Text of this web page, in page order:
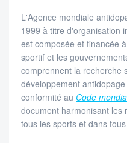
L'Agence mondiale
1999 à titre d'organisation
est composée et financée
sportif et les
comprennent la recherche
développement
conformité au Code
document harmonisant les
tous les sports et dans